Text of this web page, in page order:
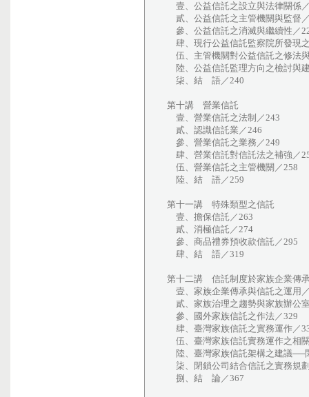
壹、公益信託之設立與法律關係
貳、公益信託之主管機關與監督
參、公益信託之消滅與繼續性／
肆、現行公益信託監察院所發現
伍、主管機關對公益信託之修法
陸、公益信託監理方向之檢討與
柒、結 語／240
第十講 營業信託
壹、營業信託之法制／243
貳、認識信託業／246
參、營業信託之業務／249
肆、營業信託對信託法之補強／
伍、營業信託之主管機關／258
陸、結 語／259
第十一講 特殊類型之信託
壹、擔保信託／263
貳、消極信託／274
參、商品禮券預收款信託／295
肆、結 語／319
第十二講 信託制度於家族企業傳
壹、家族企業傳承與信託之運用
貳、家族治理之趨勢與家族辦公
參、國外家族信託之作法／329
肆、臺灣家族信託之實務運作／
伍、臺灣家族信託實務運作之相
陸、臺灣家族信託架構之建議──
柒、閉鎖公司結合信託之實務規
捌、結 論／367